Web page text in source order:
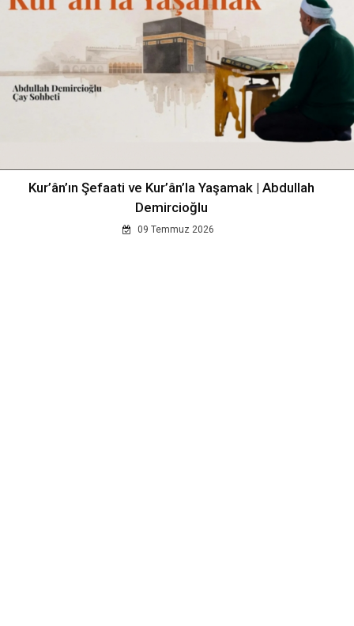
Kur’ân’ın Şefaati ve Kur’ân’la Yaşamak | Abdullah
Demircioğlu
09 Temmuz 2026